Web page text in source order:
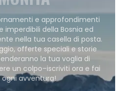
e approfondimenti
imperdibili della Bosnia ed
nella tua casella di posta.
offerte speciali e storie
la tua voglia di
un colpo–iscriviti ora e fai
avventura!